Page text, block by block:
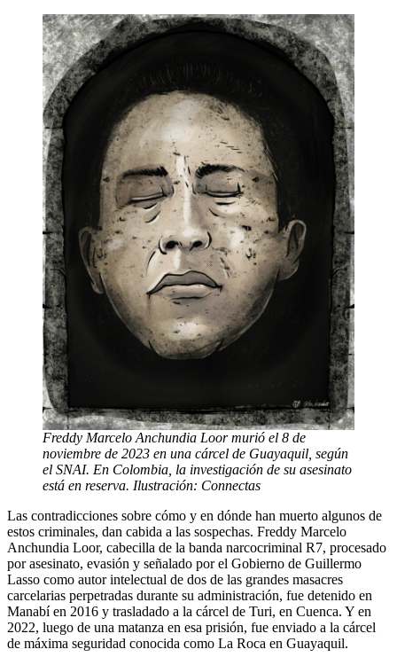
Freddy Marcelo Anchundia Loor murió el 8 de
noviembre de 2023 en una cárcel de Guayaquil, según
el SNAI. En Colombia, la investigación de su asesinato
está en reserva. Ilustración: Connectas
Las contradicciones sobre cómo y en dónde han muerto algunos de
estos criminales, dan cabida a las sospechas. Freddy Marcelo
Anchundia Loor, cabecilla de la banda narcocriminal R7, procesado
por asesinato, evasión y señalado por el Gobierno de Guillermo
Lasso como autor intelectual de dos de las grandes masacres
carcelarias perpetradas durante su administración, fue detenido en
Manabí en 2016 y trasladado a la cárcel de Turi, en Cuenca. Y en
2022, luego de una matanza en esa prisión, fue enviado a la cárcel
de máxima seguridad conocida como La Roca en Guayaquil.